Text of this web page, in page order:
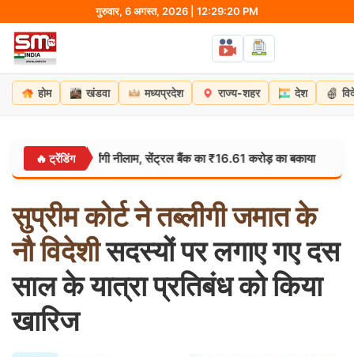
content
गुरुवार, 6 अगस्त, 2026 | 12:29:21 PM
होम खंडवा मध्यप्रदेश राज्य-शहर देश
🔥 ट्रेंडिंग
संपत्तियां होंगी नीलाम, सेंट्रल बैंक का ₹16.61 करोड़ का बकाया विदेश:
सुप्रीमकोर्टनेतब्लीगीजमातके
नौविदेशीसदस्यों पर लगाए गए दस
साल के यात्रा प्रतिबंध को किया
खारिज